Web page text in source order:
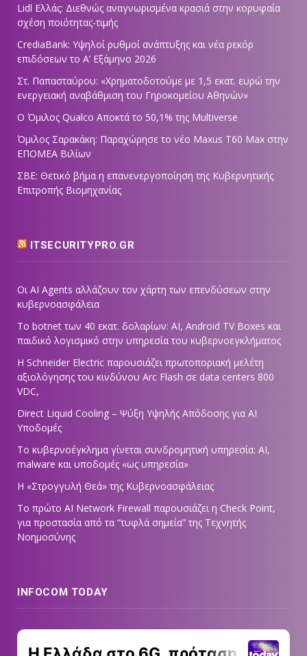
Lidl Ελλάς: Διεθνώς αναγνωρισμένα κρασιά στην κορυφαία
σχέση ποιότητας-τιμής
CrediaBank: Υψηλοί ρυθμοί ανάπτυξης και νέα ρεκόρ
επιδόσεων το Α’ Εξάμηνο 2026
Στ. Παπασταύρου: «Χρηματοδοτούμε με 1,5 εκατ. ευρώ την
ενεργειακή αναβάθμιση του Γηροκομείου Αθηνών»
Ο Όμιλος Qualco Αποκτά το 50,1% της Multiverse
Όμιλος Σαρακάκη: Παραχώρησε το νέο Maxus T60 Max στην
ΕΠΟΜΕΑ Βιλίων
ΣΒΕ: Θετικό βήμα η επανενεργοποίηση της Κυβερνητικής
Επιτροπής Βιομηχανίας
ITSECURITYPRO.GR
Οι AI Agents αλλάζουν τον χάρτη των επενδύσεων στην
κυβερνοασφάλεια
Το botnet των 40 εκατ. δολαρίων: AI, Android TV Boxes και
παιδικό λογισμικό στην υπηρεσία του κυβερνοεγκλήματος
Η Schneider Electric παρουσιάζει πρωτοποριακή μελέτη
αξιολόγησης του κινδύνου Arc Flash σε data centers 800
VDC,
Direct Liquid Cooling – Ψύξη Υψηλής Απόδοσης για AI
Υποδομές
Το κυβερνοέγκλημα γίνεται συνδρομητική υπηρεσία: AI,
malware και υποδομές «ως υπηρεσία»
Η «Στρογγυλή Θεά» της Κυβερνοασφάλειας
Tο πρώτο AI Network Firewall παρουσιάζει η Check Point,
για προστασία από τα “τυφλά σημεία” της Τεχνητής
Νοημοσύνης
INFOCOM TODAY